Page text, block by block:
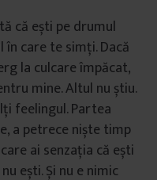
că ești pe drumul
care te simți. Dacă
la culcare împăcat,
mine. Altul nu știu.
feelingul. Partea
a petrece niște timp
ai senzația că ești
ești. Și nu e nimic